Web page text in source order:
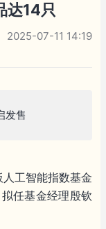
达14只
2025-07-11 14:19
发售
工智能指数基金
任基金经理殷钦